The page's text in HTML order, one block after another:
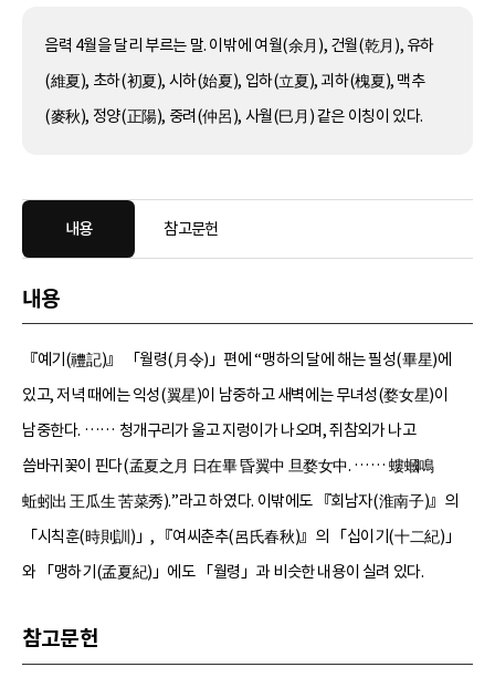
음력 4월을 달리 부르는 말. 이밖에 여월(余月), 건월(乾月), 유하
(維夏), 초하(初夏), 시하(始夏), 입하(立夏), 괴하(槐夏), 맥추
(麥秋), 정양(正陽), 중려(仲呂), 사월(巳月) 같은 이칭이 있다.
내용 참고문헌
내용
『예기(禮記)』 「월령(月令)」편에 “맹하의 달에 해는 필성(畢星)에
있고, 저녁 때에는 익성(翼星)이 남중하고 새벽에는 무녀성(婺女星)이
남중한다. …… 청개구리가 울고 지렁이가 나오며, 쥐참외가 나고
씀바귀꽃이 핀다(孟夏之月 日在畢 昏翼中 旦婺女中. …… 螻蟈鳴
蚯蚓出 王瓜生 苦菜秀).”라고 하였다. 이밖에도 『회남자(淮南子)』의
「시칙훈(時則訓)」, 『여씨춘추(呂氏春秋)』의 「십이기(十二紀)」
와 「맹하기(孟夏紀)」에도 「월령」과 비슷한 내용이 실려 있다.
참고문헌